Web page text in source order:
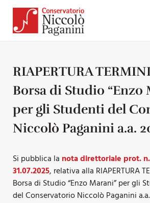
RIAPERTURA
Borsa di Studio “Enzo
per gli Studenti del
Niccolò Paganini a.a.
Si pubblica la nota direttoriale prot.
31.07.2025, relativa alla RIAPERTURA
Borsa di Studio “Enzo Marani” per gli
del Conservatorio Niccolò Paganini